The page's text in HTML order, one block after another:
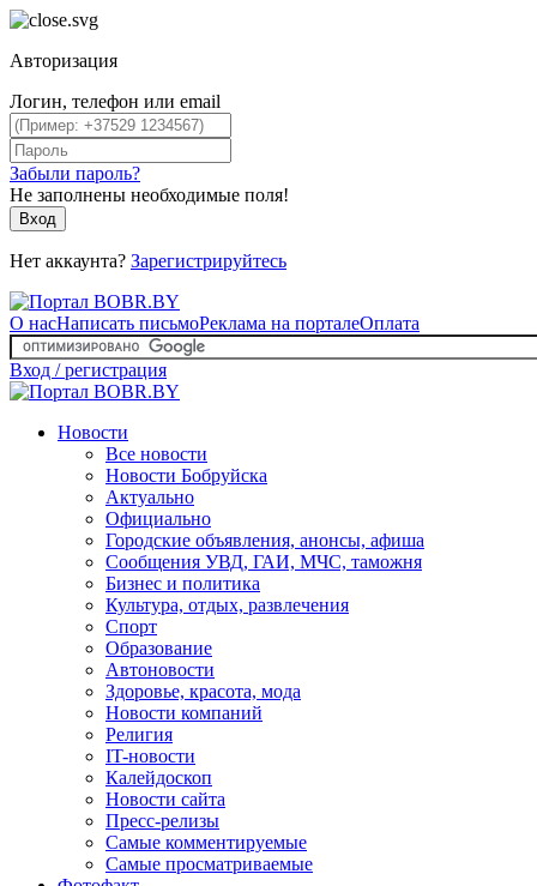
Авторизация
Логин, телефон или email
Забыли пароль?
Не заполнены необходимые поля!
Вход
Нет аккаунта? Зарегистрируйтесь
О насНаписать письмоРеклама на порталеОплата
Вход / регистрация
Новости
Все новости
Новости Бобруйска
Актуально
Официально
Городские объявления, анонсы, афиша
Сообщения УВД, ГАИ, МЧС, таможня
Бизнес и политика
Культура, отдых, развлечения
Спорт
Образование
Автоновости
Здоровье, красота, мода
Новости компаний
Религия
IT-новости
Калейдоскоп
Новости сайта
Пресс-релизы
Самые комментируемые
Самые просматриваемые